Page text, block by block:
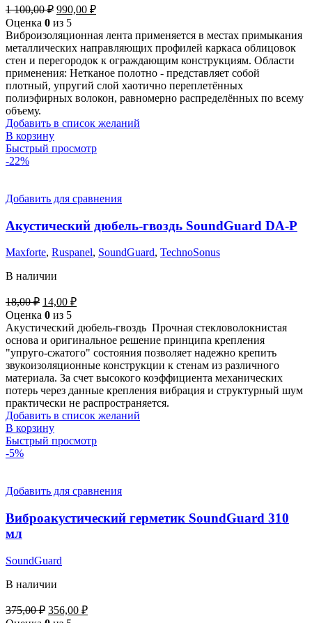
1 100,00₽ Первоначальная
цена
составляла
1
100,00 ₽.
990,00 ₽Текущая
990,00 ₽.
Оценка 0 из 5
Виброизоляционная лента применяется в местах примыкания
металлических направляющих профилей каркаса облицовок
стен и перегородок к ограждающим конструкциям. Области
применения: Нетканое полотно - представляет собой
плотный, упругий слой хаотично переплетённых
полиэфирных волокон, равномерно распределённых по всему
объему.
Добавить в список желаний
В корзину
Быстрый просмотр
-22%
Добавить для сравнения
Акустический дюбель-гвоздь SoundGuard DA-P
Maxforte, Ruspanel, SoundGuard, TechnoSonus
В наличии
18,00₽ Первоначальная
цена
составляла
18,00 ₽.
14,00 ₽Текущая
14,00 ₽.
Оценка 0 из 5
Акустический дюбель-гвоздь Прочная стекловолокнистая
основа и оригинальное решение принципа крепления
"упруго-сжатого" состояния позволяет надежно крепить
звукоизоляционные конструкции к стенам из различного
материала. За счет высокого коэффициента механических
потерь через данные крепления вибрация и структурный шум
практически не распространяется.
Добавить в список желаний
В корзину
Быстрый просмотр
-5%
Добавить для сравнения
Виброакустический герметик SoundGuard 310
мл
SoundGuard
В наличии
375,00₽ Первоначальная
цена
356,00 ₽Текущая